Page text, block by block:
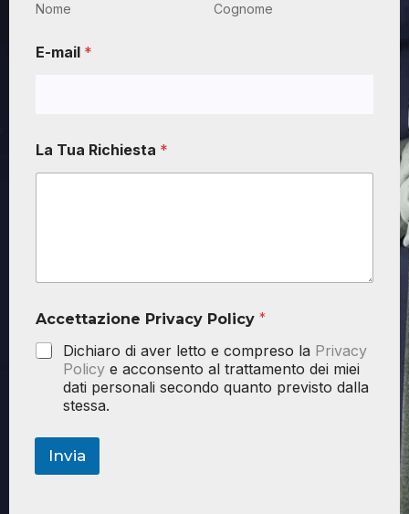
Nome Cognome
E-mail *
La Tua Richiesta *
Accettazione Privacy Policy *
Dichiaro di aver letto e compreso la Privacy
Policy e acconsento al trattamento dei miei
dati personali secondo quanto previsto dalla
stessa.
Invia